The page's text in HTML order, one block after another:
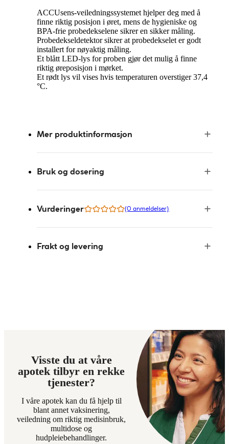
ACCUsens-veiledningssystemet hjelper deg med å
finne riktig posisjon i øret, mens de hygieniske og
BPA-frie probedekselene sikrer en sikker måling.
Probedekseldetektor sikrer at probedekselet er godt
installert for nøyaktig måling.
Et blått LED-lys for proben gjør det mulig å finne
riktig øreposisjon i mørket.
Et rødt lys vil vises hvis temperaturen overstiger 37,4
°C.
Mer produktinformasjon
Bruk og dosering
Vurderinger (0 anmeldelser)
Frakt og levering
Visste du at våre
apotek tilbyr en rekke
tjenester?
I våre apotek kan du få hjelp til
blant annet vaksinering,
veiledning om riktig medisinbruk,
multidose og
hudpleiebehandlinger.